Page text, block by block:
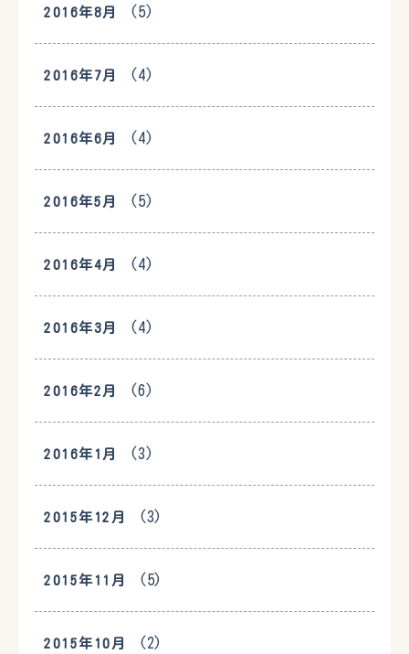
2016年8月 (5)
2016年7月 (4)
2016年6月 (4)
2016年5月 (5)
2016年4月 (4)
2016年3月 (4)
2016年2月 (6)
2016年1月 (3)
2015年12月 (3)
2015年11月 (5)
2015年10月 (2)